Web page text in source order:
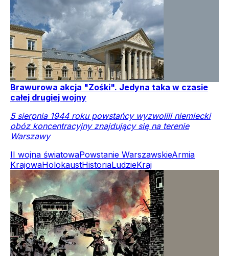
Brawurowa akcja "Zośki". Jedyna taka w czasie
całej drugiej wojny
5 sierpnia 1944 roku powstańcy wyzwolili niemiecki
obóz koncentracyjny znajdujący się na terenie
Warszawy
II wojna światowaPowstanie WarszawskieArmia
KrajowaHolokaustHistoriaLudzieKraj